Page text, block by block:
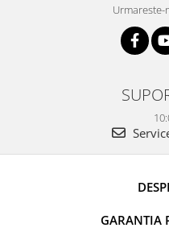
Urmareste-
GARANTIA